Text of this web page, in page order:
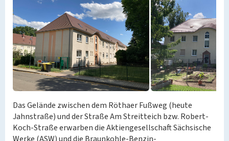
Das Gelände zwischen dem Röthaer Fußweg (heute
Jahnstraße) und der Straße Am Streitteich bzw. Robert-
Koch-Straße erwarben die Aktiengesellschaft Sächsische